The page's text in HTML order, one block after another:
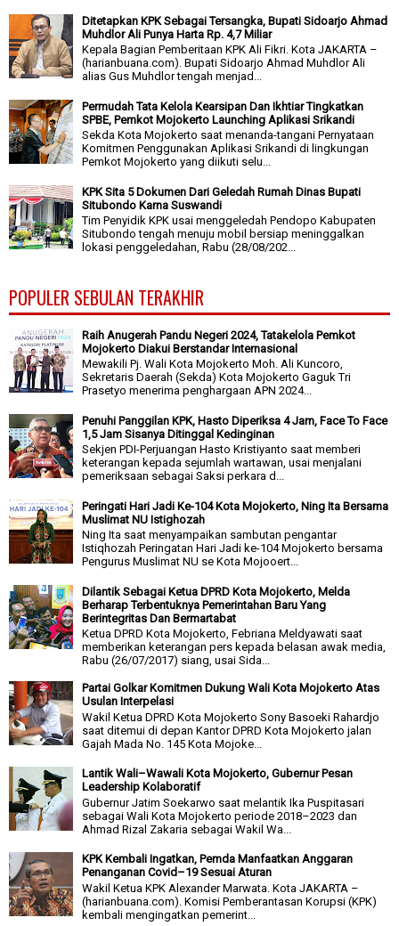
Ditetapkan KPK Sebagai Tersangka, Bupati Sidoarjo Ahmad
Muhdlor Ali Punya Harta Rp. 4,7 Miliar
Kepala Bagian Pemberitaan KPK Ali Fikri. Kota JAKARTA –
(harianbuana.com). Bupati Sidoarjo Ahmad Muhdlor Ali
alias Gus Muhdlor tengah menjad...
Permudah Tata Kelola Kearsipan Dan Ikhtiar Tingkatkan
SPBE, Pemkot Mojokerto Launching Aplikasi Srikandi
Sekda Kota Mojokerto saat menanda-tangani Pernyataan
Komitmen Penggunakan Aplikasi Srikandi di lingkungan
Pemkot Mojokerto yang diikuti selu...
KPK Sita 5 Dokumen Dari Geledah Rumah Dinas Bupati
Situbondo Karna Suswandi
Tim Penyidik KPK usai menggeledah Pendopo Kabupaten
Situbondo tengah menuju mobil bersiap meninggalkan
lokasi penggeledahan, Rabu (28/08/202...
POPULER SEBULAN TERAKHIR
Raih Anugerah Pandu Negeri 2024, Tatakelola Pemkot
Mojokerto Diakui Berstandar Internasional
Mewakili Pj. Wali Kota Mojokerto Moh. Ali Kuncoro,
Sekretaris Daerah (Sekda) Kota Mojokerto Gaguk Tri
Prasetyo menerima penghargaan APN 2024...
Penuhi Panggilan KPK, Hasto Diperiksa 4 Jam, Face To Face
1,5 Jam Sisanya Ditinggal Kedinginan
Sekjen PDI-Perjuangan Hasto Kristiyanto saat memberi
keterangan kepada sejumlah wartawan, usai menjalani
pemeriksaan sebagai Saksi perkara d...
Peringati Hari Jadi Ke-104 Kota Mojokerto, Ning Ita Bersama
Muslimat NU Istighozah
Ning Ita saat menyampaikan sambutan pengantar
Istiqhozah Peringatan Hari Jadi ke-104 Mojokerto bersama
Pengurus Muslimat NU se Kota Mojooert...
Dilantik Sebagai Ketua DPRD Kota Mojokerto, Melda
Berharap Terbentuknya Pemerintahan Baru Yang
Berintegritas Dan Bermartabat
Ketua DPRD Kota Mojokerto, Febriana Meldyawati saat
memberikan keterangan pers kepada belasan awak media,
Rabu (26/07/2017) siang, usai Sida...
Partai Golkar Komitmen Dukung Wali Kota Mojokerto Atas
Usulan Interpelasi
Wakil Ketua DPRD Kota Mojokerto Sony Basoeki Rahardjo
saat ditemui di depan Kantor DPRD Kota Mojokerto jalan
Gajah Mada No. 145 Kota Mojoke...
Lantik Wali–Wawali Kota Mojokerto, Gubernur Pesan
Leadership Kolaboratif
Gubernur Jatim Soekarwo saat melantik Ika Puspitasari
sebagai Wali Kota Mojokerto periode 2018–2023 dan
Ahmad Rizal Zakaria sebagai Wakil Wa...
KPK Kembali Ingatkan, Pemda Manfaatkan Anggaran
Penanganan Covid–19 Sesuai Aturan
Wakil Ketua KPK Alexander Marwata. Kota JAKARTA –
(harianbuana.com). Komisi Pemberantasan Korupsi (KPK)
kembali mengingatkan pemerint...